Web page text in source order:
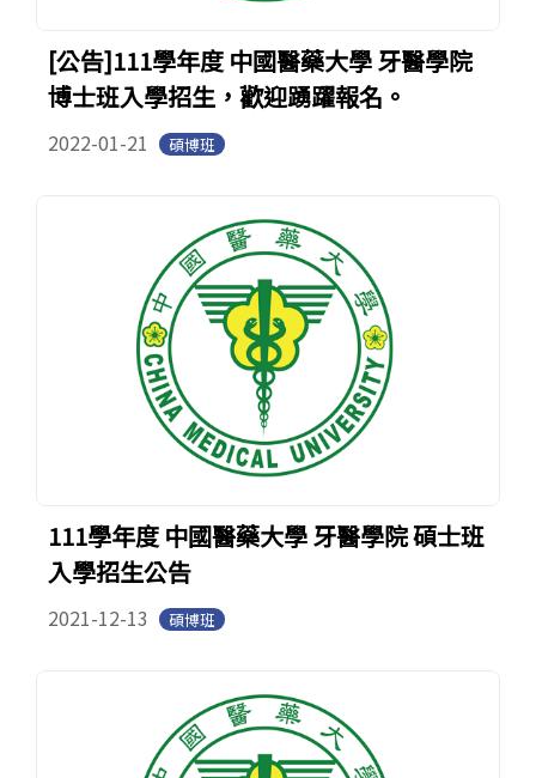
[公告]111學年度 中國醫藥大學 牙醫學院
博士班入學招生，歡迎踴躍報名。
2022-01-21 碩博班
111學年度 中國醫藥大學 牙醫學院 碩士班
入學招生公告
2021-12-13 碩博班